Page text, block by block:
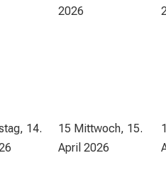
2026
14.
15 Mittwoch, 15.
April 2026